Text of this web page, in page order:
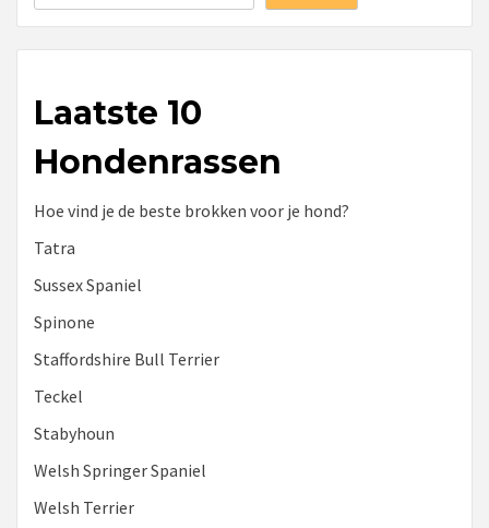
Laatste 10
Hondenrassen
Hoe vind je de beste brokken voor je hond?
Tatra
Sussex Spaniel
Spinone
Staffordshire Bull Terrier
Teckel
Stabyhoun
Welsh Springer Spaniel
Welsh Terrier